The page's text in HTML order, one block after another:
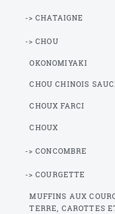
-> CHATAIGNE
-> CHOU
OKONOMIYAKI
CHOU CHINOIS
CHOUX FARCI
CHOUX
-> CONCOMBRE
-> COURGETTE
MUFFINS AUX
TERRE, CAROTTES